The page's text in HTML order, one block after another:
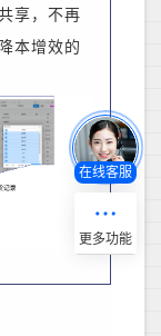
享，不再
本增效的
在线客服